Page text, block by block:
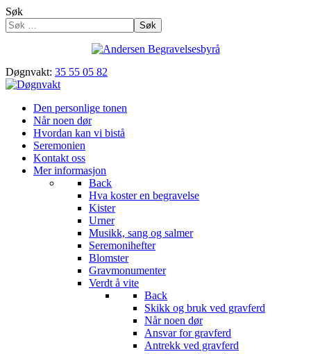
Søk
Søk
Døgnvakt: 35 55 05 82
Den personlige tonen
Når noen dør
Hvordan kan vi bistå
Seremonien
Kontakt oss
Mer informasjon
Back
Hva koster en begravelse
Kister
Urner
Musikk, sang og salmer
Seremonihefter
Blomster
Gravmonumenter
Verdt å vite
Back
Skikk og bruk ved gravferd
Når noen dør
Ansvar for gravferd
Antrekk ved gravferd